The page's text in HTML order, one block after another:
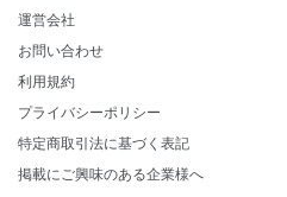
運営会社
お問い合わせ
利用規約
プライバシーポリシー
特定商取引法に基づく表記
掲載にご興味のある企業様へ